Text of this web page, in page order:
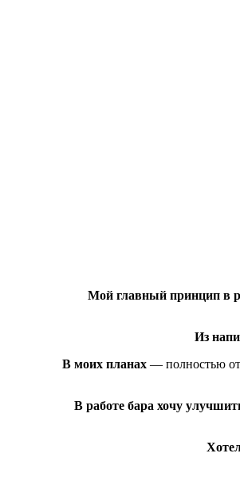
Мой главный принцип в
Из
В моих планах — полностью
В работе бара хочу